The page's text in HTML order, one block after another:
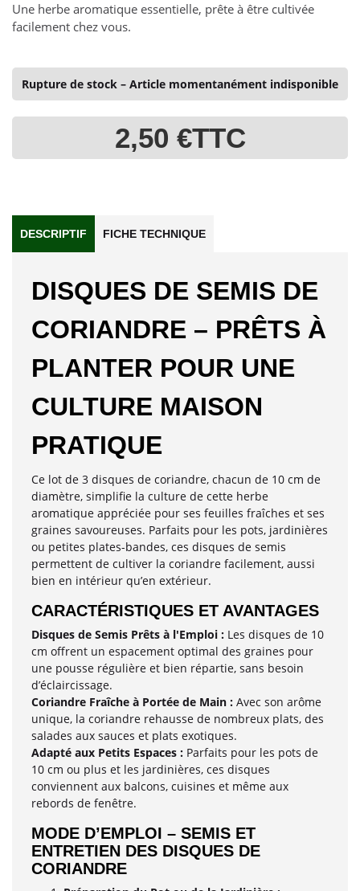
Une herbe aromatique essentielle, prête à être cultivée
facilement chez vous.
Rupture de stock – Article momentanément indisponible
2,50 €TTC
DESCRIPTIF FICHE TECHNIQUE
DISQUES DE SEMIS DE
CORIANDRE – PRÊTS À
PLANTER POUR UNE
CULTURE MAISON
PRATIQUE
Ce lot de 3 disques de coriandre, chacun de 10 cm de
diamètre, simplifie la culture de cette herbe
aromatique appréciée pour ses feuilles fraîches et ses
graines savoureuses. Parfaits pour les pots, jardinières
ou petites plates-bandes, ces disques de semis
permettent de cultiver la coriandre facilement, aussi
bien en intérieur qu’en extérieur.
CARACTÉRISTIQUES ET AVANTAGES
Disques de Semis Prêts à l'Emploi : Les disques de 10
cm offrent un espacement optimal des graines pour
une pousse régulière et bien répartie, sans besoin
d’éclaircissage.
Coriandre Fraîche à Portée de Main : Avec son arôme
unique, la coriandre rehausse de nombreux plats, des
salades aux sauces et plats exotiques.
Adapté aux Petits Espaces : Parfaits pour les pots de
10 cm ou plus et les jardinières, ces disques
conviennent aux balcons, cuisines et même aux
rebords de fenêtre.
MODE D’EMPLOI – SEMIS ET
ENTRETIEN DES DISQUES DE
CORIANDRE